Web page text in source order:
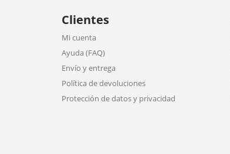
Clientes
Mi cuenta
Ayuda (FAQ)
Envío y entrega
Política de devoluciones
Protección de datos y privacidad